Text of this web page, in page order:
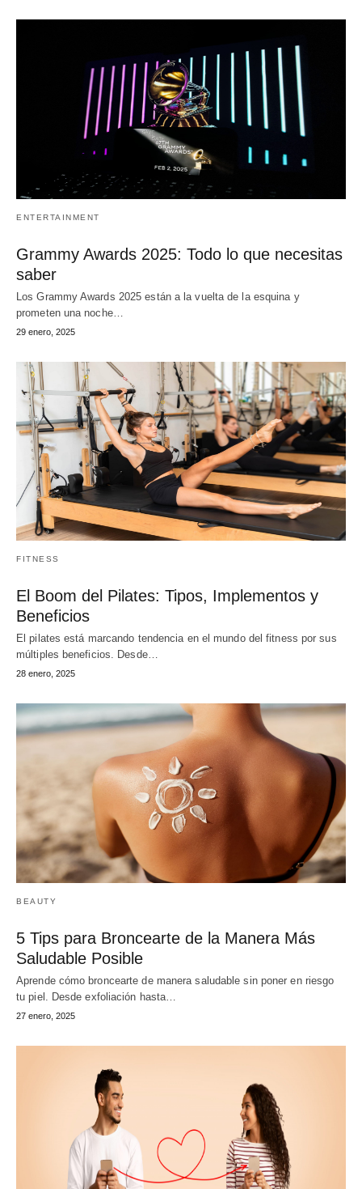
ENTERTAINMENT
Grammy Awards 2025: Todo lo que necesitas
saber
Los Grammy Awards 2025 están a la vuelta de la esquina y
prometen una noche…
29 enero, 2025
FITNESS
El Boom del Pilates: Tipos, Implementos y
Beneficios
El pilates está marcando tendencia en el mundo del fitness por sus
múltiples beneficios. Desde…
28 enero, 2025
BEAUTY
5 Tips para Broncearte de la Manera Más
Saludable Posible
Aprende cómo broncearte de manera saludable sin poner en riesgo
tu piel. Desde exfoliación hasta…
27 enero, 2025